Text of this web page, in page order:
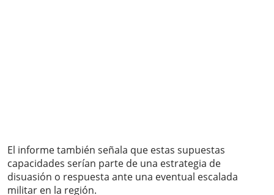
El informe también señala que estas supuestas
capacidades serían parte de una estrategia de
disuasión o respuesta ante una eventual escalada
militar en la región.